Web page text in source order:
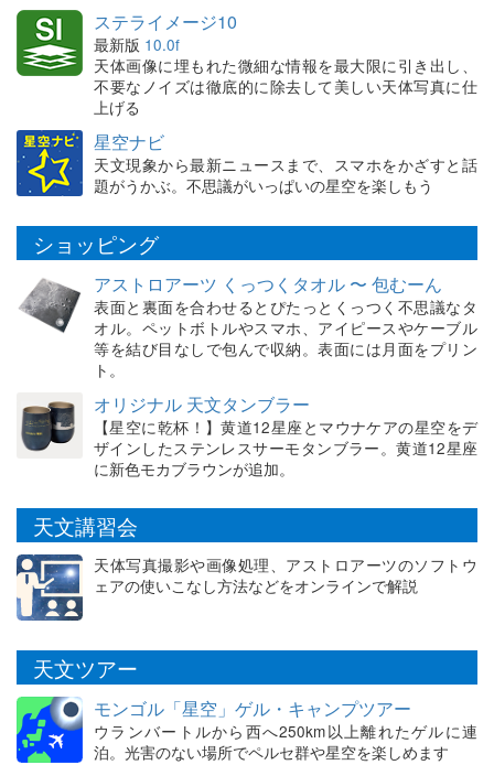
ステライメージ10
最新版 10.0f
天体画像に埋もれた微細な情報を最大限に引き出し、
不要なノイズは徹底的に除去して美しい天体写真に仕
上げる
星空ナビ
天文現象から最新ニュースまで、スマホをかざすと話
題がうかぶ。不思議がいっぱいの星空を楽しもう
ショッピング
アストロアーツ くっつくタオル 〜 包むーん
表面と裏面を合わせるとぴたっとくっつく不思議なタ
オル。ペットボトルやスマホ、アイピースやケーブル
等を結び目なしで包んで収納。表面には月面をプリン
ト。
オリジナル 天文タンブラー
【星空に乾杯！】黄道12星座とマウナケアの星空をデ
ザインしたステンレスサーモタンブラー。黄道12星座
に新色モカブラウンが追加。
天文講習会
天体写真撮影や画像処理、アストロアーツのソフトウ
ェアの使いこなし方法などをオンラインで解説
天文ツアー
モンゴル「星空」ゲル・キャンプツアー
ウランバートルから西へ250km以上離れたゲルに連
泊。光害のない場所でペルセ群や星空を楽しめます